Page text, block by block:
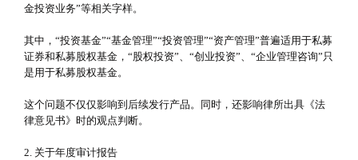
金投资业务”等相关字样。
其中，“投资基金”“基金管理”“投资管理”“资产管理”普遍适用于私募
证券和私募股权基金，“股权投资”、“创业投资”、“企业管理咨询”只
是用于私募股权基金。
这个问题不仅仅影响到后续发行产品。同时，还影响律所出具《法
律意见书》时的观点判断。
2. 关于年度审计报告